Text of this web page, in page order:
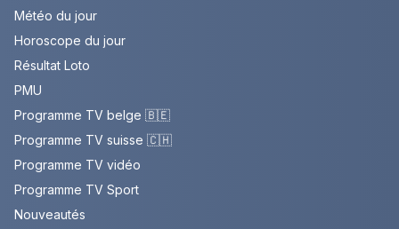
Météo du jour
Horoscope du jour
Résultat Loto
PMU
Programme TV belge 🇧🇪
Programme TV suisse 🇨🇭
Programme TV vidéo
Programme TV Sport
Nouveautés